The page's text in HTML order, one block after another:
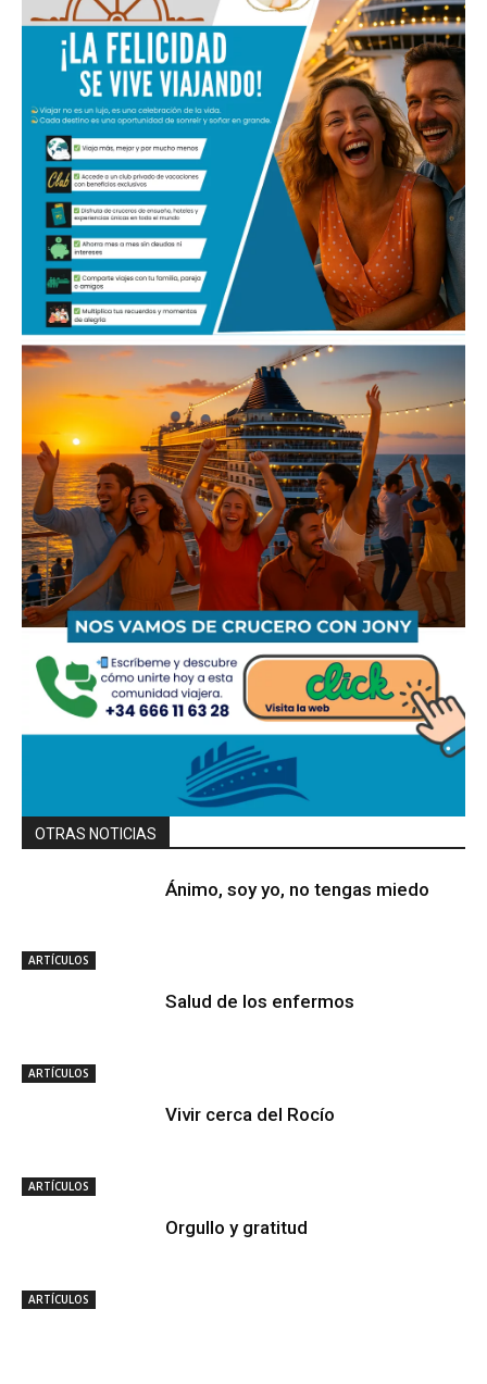
OTRAS NOTICIAS
ARTÍCULOS
Ánimo, soy yo, no tengas miedo
ARTÍCULOS
Salud de los enfermos
ARTÍCULOS
Vivir cerca del Rocío
ARTÍCULOS
Orgullo y gratitud